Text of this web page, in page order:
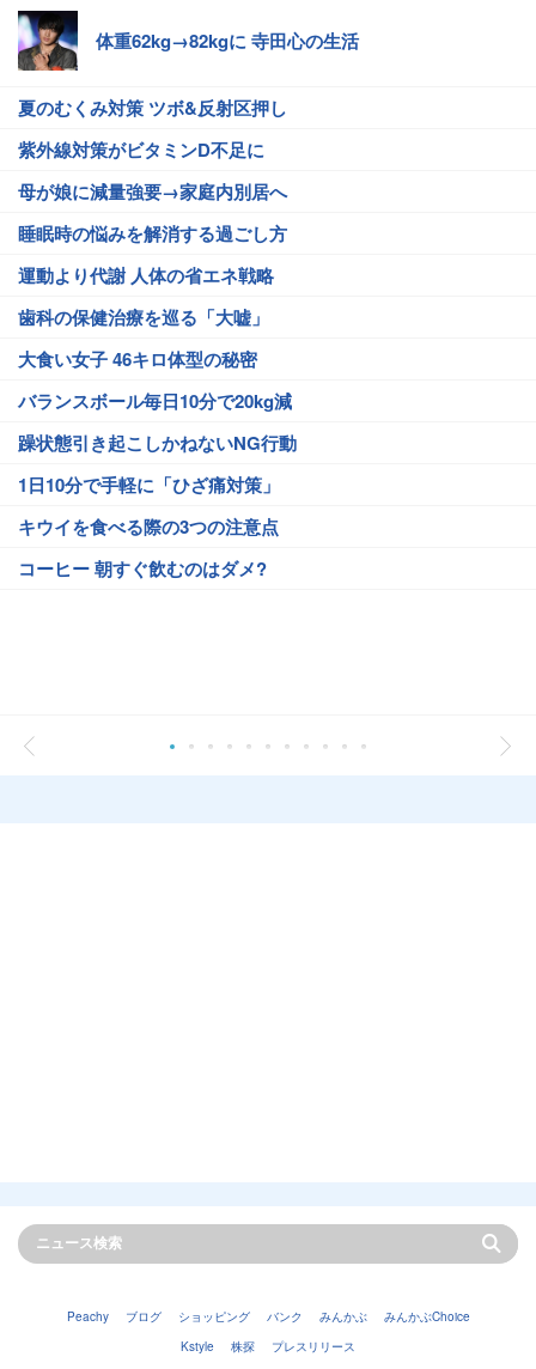
体重62kg→82kgに 寺田心の生活
夏のむくみ対策 ツボ&反射区押し
紫外線対策がビタミンD不足に
母が娘に減量強要→家庭内別居へ
睡眠時の悩みを解消する過ごし方
運動より代謝 人体の省エネ戦略
歯科の保健治療を巡る「大嘘」
大食い女子 46キロ体型の秘密
バランスボール毎日10分で20kg減
躁状態引き起こしかねないNG行動
1日10分で手軽に「ひざ痛対策」
キウイを食べる際の3つの注意点
コーヒー 朝すぐ飲むのはダメ?
Peachy ブログ ショッピング バンク みんかぶ
みんかぶChoice
Kstyle
株探 プレスリリース